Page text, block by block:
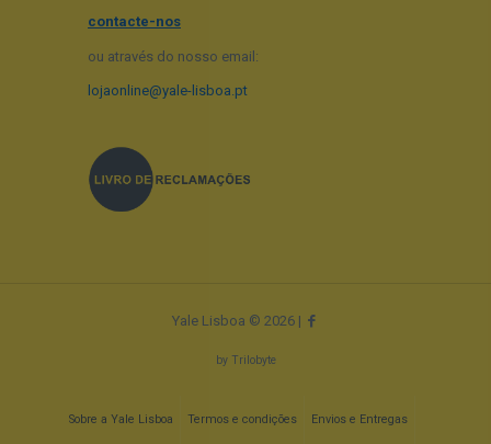
contacte-nos
ou através do nosso email:
lojaonline@yale-lisboa.pt
Yale Lisboa © 2026 |
by Trilobyte
Sobre a Yale Lisboa Termos e condições Envios e Entregas